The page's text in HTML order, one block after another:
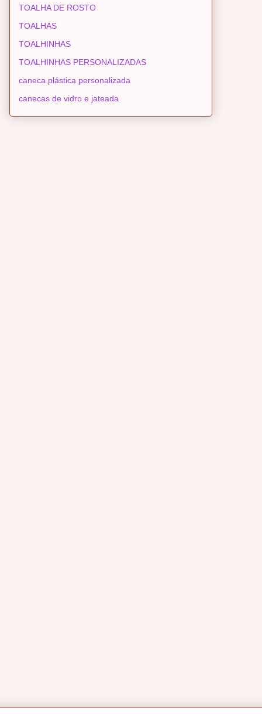
TOALHA DE ROSTO
TOALHAS
TOALHINHAS
TOALHINHAS PERSONALIZADAS
caneca plástica personalizada
canecas de vidro e jateada